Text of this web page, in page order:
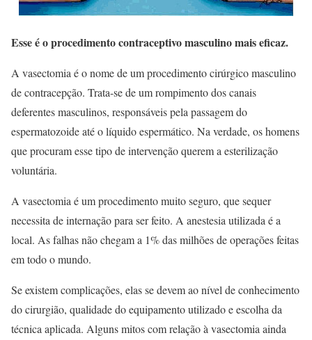
Esse é o procedimento contraceptivo masculino mais eficaz.
A vasectomia é o nome de um procedimento cirúrgico masculino
de contracepção. Trata-se de um rompimento dos canais
deferentes masculinos, responsáveis pela passagem do
espermatozoide até o líquido espermático. Na verdade, os homens
que procuram esse tipo de intervenção querem a esterilização
voluntária.
A vasectomia é um procedimento muito seguro, que sequer
necessita de internação para ser feito. A anestesia utilizada é a
local. As falhas não chegam a 1% das milhões de operações feitas
em todo o mundo.
Se existem complicações, elas se devem ao nível de conhecimento
do cirurgião, qualidade do equipamento utilizado e escolha da
técnica aplicada. Alguns mitos com relação à vasectomia ainda